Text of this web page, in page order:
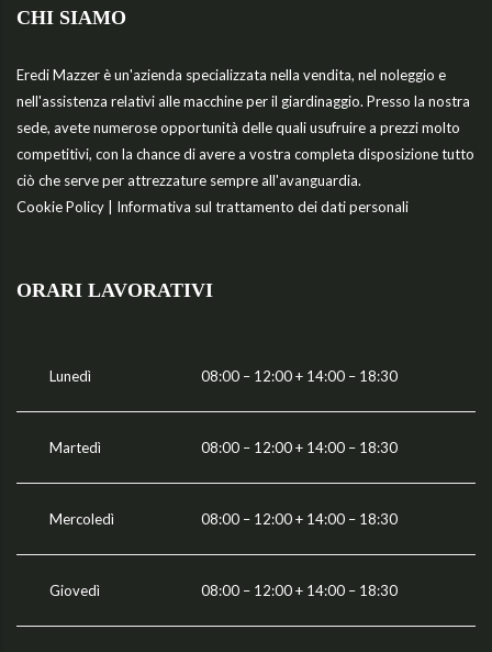
CHI SIAMO
Eredi Mazzer è un'azienda specializzata nella vendita, nel noleggio e
nell'assistenza relativi alle macchine per il giardinaggio. Presso la nostra
sede, avete numerose opportunità delle quali usufruire a prezzi molto
competitivi, con la chance di avere a vostra completa disposizione tutto
ciò che serve per attrezzature sempre all'avanguardia.
Cookie Policy
Informativa sul trattamento dei dati personali
ORARI LAVORATIVI
Lunedì 08:00 – 12:00 + 14:00 – 18:30
Martedì 08:00 – 12:00 + 14:00 – 18:30
Mercoledì 08:00 – 12:00 + 14:00 – 18:30
Giovedì 08:00 – 12:00 + 14:00 – 18:30